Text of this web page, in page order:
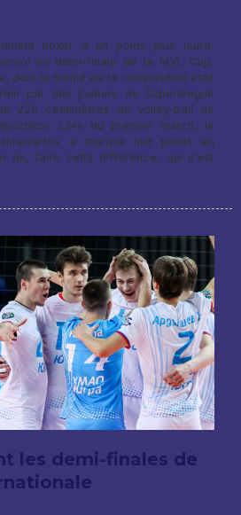
boxer à un poids plus lourd,
en demi-finale de la MVL Cup,
dont la moitié de la composition était
par des joueurs de Superleague
220 centimètres de volley-ball de
Lors du premier match, le
a marqué huit points en
as, faire cette différence, qui n'est
les demi-finales de